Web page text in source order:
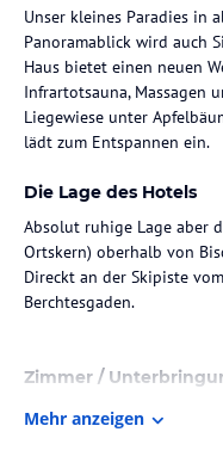
Unser kleines Paradies in
Panoramablick wird auch
Haus bietet einen neuen
Infrartotsauna, Massagen
Liegewiese unter
lädt zum Entspannen ein.
Die Lage des Hotels
Absolut ruhige Lage aber
Ortskern) oberhalb von
Direckt an der Skipiste
Berchtesgaden.
Zimmer /
Alle Komfort-Zimmer haben
Mehr anzeigen